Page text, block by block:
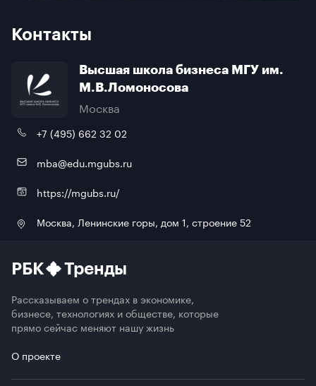
Контакты
Высшая школа бизнеса МГУ им.
М.В.Ломоносова
Москва
+7 (495) 662 32 02
mba@edu.mgubs.ru
https://mgubs.ru/
Москва, Ленинские горы, дом 1, строение 52
РБК Тренды
Рассказываем о трендах в экономике,
бизнесе, технологиях и обществе, которые
прямо сейчас меняют нашу жизнь
О проекте